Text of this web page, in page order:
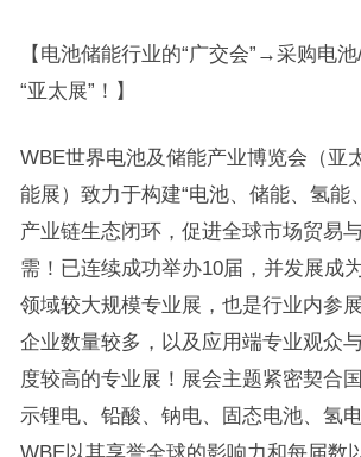
【电池储能行业的“广交会”→采购电
“亚太展”！】
WBE世界电池及储能产业博览会（亚
能展）致力于构建“电池、储能、氢能
产业链生态闭环，促进全球市场贸易
需！已连续成功举办10届，并发展成
领域较大规模专业展，也是行业内参
企业数量较多，以及应用端专业观众
度较高的专业展！展会主题紧密契合
示锂电、铅酸、钠电、固态电池、氢
WBE以其享誉全球的影响力和每届数